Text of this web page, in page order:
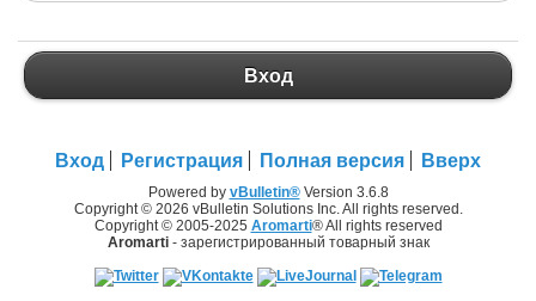
Вход
Вход Регистрация Полная версия Вверх
Powered by vBulletin®Version 3.6.8
Copyright © 2026 vBulletin Solutions Inc. All rights reserved.
Copyright © 2005-2025 Aromarti® All rights reserved
Aromarti- зарегистрированный товарный знак